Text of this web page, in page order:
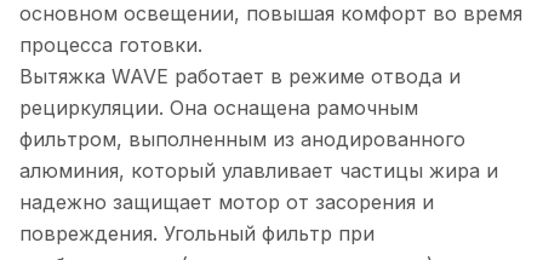
основном освещении, повышая комфорт во время
процесса готовки.
Вытяжка WAVE работает в режиме отвода и
рециркуляции. Она оснащена рамочным
фильтром, выполненным из анодированного
алюминия, который улавливает частицы жира и
надежно защищает мотор от засорения и
повреждения. Угольный фильтр при